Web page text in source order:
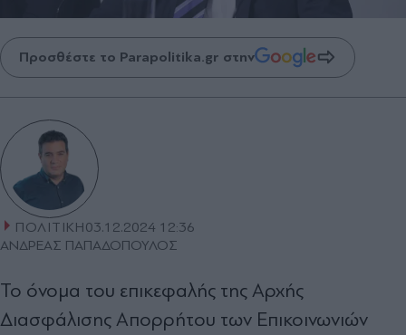
Προσθέστε το Parapolitika.gr στην
ΠΟΛΙΤΙΚΗ03.12.2024 12:36
ΑΝΔΡΕΑΣ ΠΑΠΑΔΟΠΟΥΛΟΣ
Το όνομα του επικεφαλής της Αρχής
Διασφάλισης Απορρήτου των Επικοινωνιών